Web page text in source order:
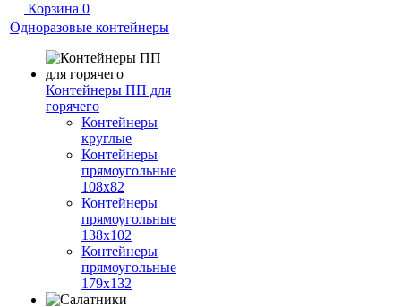
Корзина 0
Одноразовые контейнеры
Контейнеры ПП для
горячего
Контейнеры
круглые
Контейнеры
прямоугольные
108х82
Контейнеры
прямоугольные
138х102
Контейнеры
прямоугольные
179х132